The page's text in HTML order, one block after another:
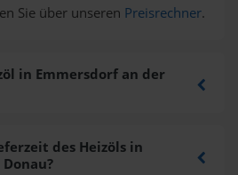
Sie über unseren Preisrechner.
in Emmersdorf an der
des Heizöls in